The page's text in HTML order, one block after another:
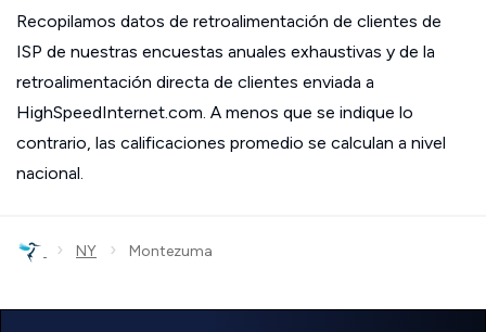
Recopilamos datos de retroalimentación de clientes de
ISP de nuestras encuestas anuales exhaustivas y de la
retroalimentación directa de clientes enviada a
HighSpeedInternet.com. A menos que se indique lo
contrario, las calificaciones promedio se calculan a nivel
nacional.
› NY › Montezuma